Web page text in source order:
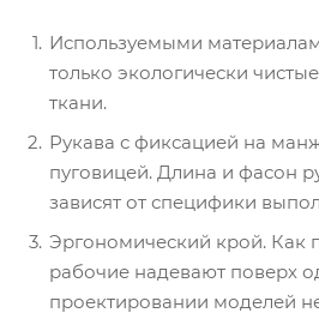
Используемыми
только экологически
ткани.
Рукава с фиксацией на
пуговицей. Длина и фасон
зависят от специфики
Эргономический крой. Как
рабочие надевают поверх
проектировании моделей